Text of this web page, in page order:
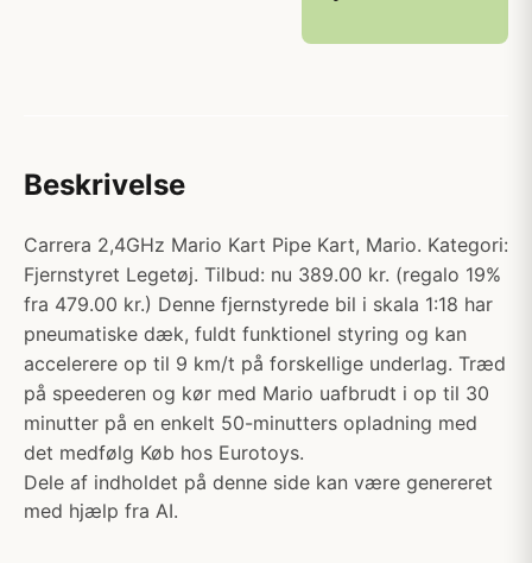
Beskrivelse
Carrera 2,4GHz Mario Kart Pipe Kart, Mario. Kategori:
Fjernstyret Legetøj. Tilbud: nu 389.00 kr. (regalo 19%
fra 479.00 kr.) Denne fjernstyrede bil i skala 1:18 har
pneumatiske dæk, fuldt funktionel styring og kan
accelerere op til 9 km/t på forskellige underlag. Træd
på speederen og kør med Mario uafbrudt i op til 30
minutter på en enkelt 50-minutters opladning med
det medfølg Køb hos Eurotoys.
Dele af indholdet på denne side kan være genereret
med hjælp fra AI.